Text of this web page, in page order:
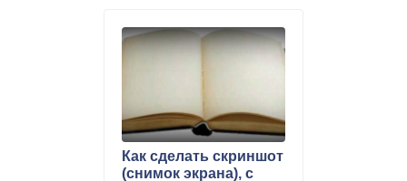
Как сделать скриншот
(снимок экрана), с